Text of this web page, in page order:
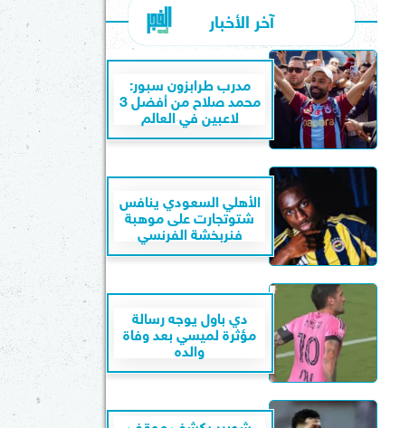
آخر الأخبار
مدرب طرابزون سبور:
محمد صلاح من أفضل 3
لاعبين في العالم
الأهلي السعودي ينافس
شتوتجارت على موهبة
فنربخشة الفرنسي
دي باول يوجه رسالة
مؤثرة لميسي بعد وفاة
والده